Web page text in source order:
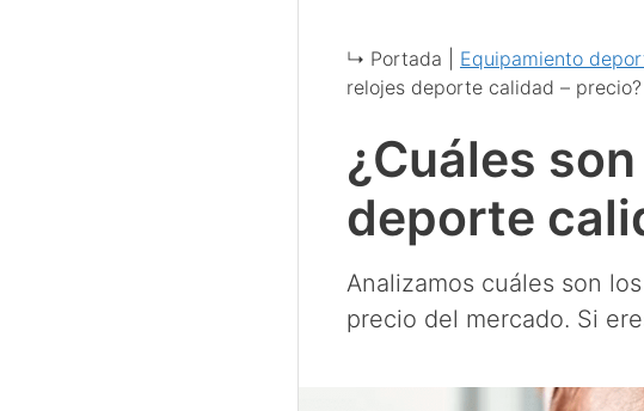
↳ Portada | Equipamiento
relojes deporte calidad – precio?
¿Cuáles
deporte
Analizamos cuáles son
precio del mercado. Si